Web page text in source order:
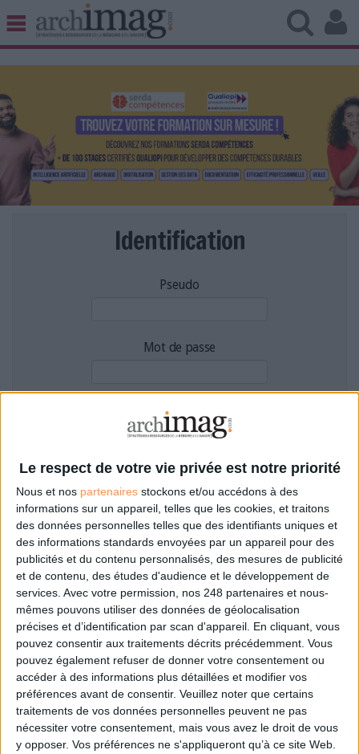
Le respect de votre vie privée est notre priorité
Nous et nos partenaires stockons et/ou accédons à des
informations sur un appareil, telles que les cookies, et traitons
des données personnelles telles que des identifiants uniques et
des informations standards envoyées par un appareil pour des
publicités et du contenu personnalisés, des mesures de publicité
et de contenu, des études d'audience et le développement de
services. Avec votre permission, nos 248 partenaires et nous-
mêmes pouvons utiliser des données de géolocalisation
précises et d’identification par scan d'appareil. En cliquant, vous
pouvez consentir aux traitements décrits précédemment. Vous
pouvez également refuser de donner votre consentement ou
accéder à des informations plus détaillées et modifier vos
préférences avant de consentir. Veuillez noter que certains
traitements de vos données personnelles peuvent ne pas
nécessiter votre consentement, mais vous avez le droit de vous
y opposer. Vos préférences ne s'appliqueront qu’à ce site Web.
BIBLIOTHÈQUE ÉDITION
UNIVERS DATA
TRAVAIL COLLABORATIF
VIE NUMÉRIQUE
NUMÉRIQUE RESPONSABLE
LES LIVRES BLANCS
LES SUPPLÉMENTS
NOS OFFRES D'ABONNEMENTS
Identification
Pseudo
Mot de passe
Filtre anti-spam
Mot de passe oublié ?
Pas encore de compte?
Je m'inscris pour commenter les articles
ou déposer mon CV